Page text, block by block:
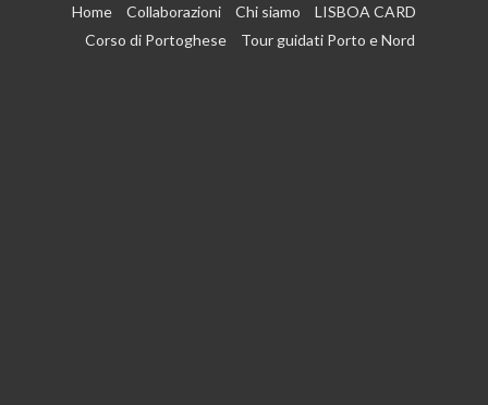
Home Collaborazioni Chi siamo
LISBOA CARD
Corso di Portoghese
Tour guidati Porto e Nord